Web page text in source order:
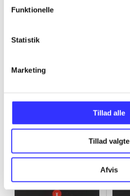
Funktionelle
Statistik
Marketing
Tillad alle
Tillad valgte
Afvis
...
Gå til serien